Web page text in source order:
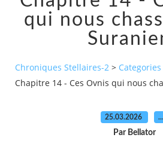
qui nous
Chroniques Stellaires-2 > Categories
Chapitre 14 - Ces Ovnis qui nous
25.03.2026 …
Par Bellator